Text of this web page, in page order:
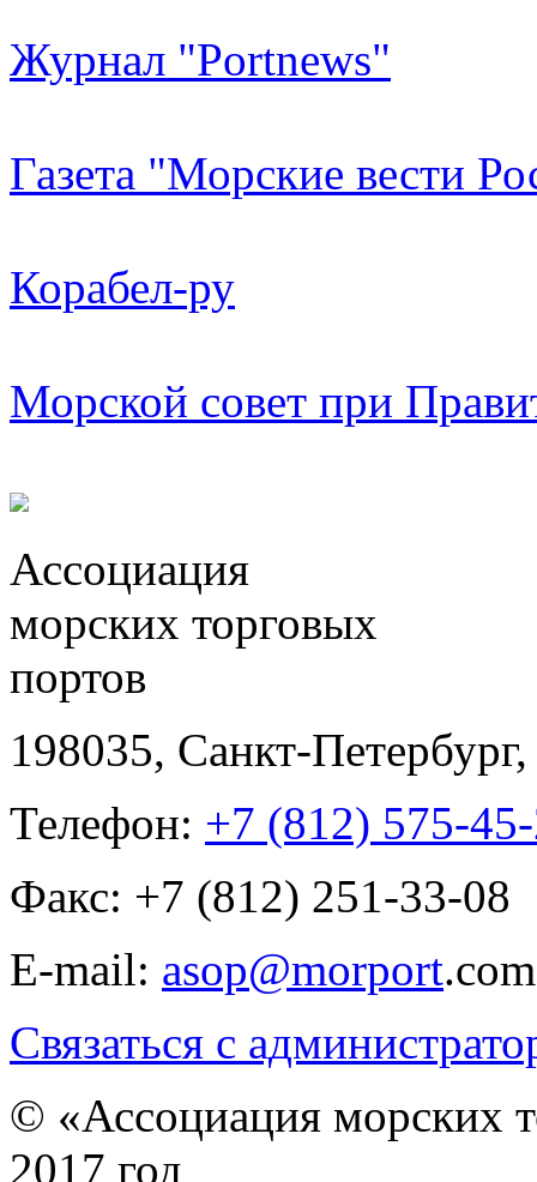
Журнал "Portnews"
Газета "Морские вести
Корабел-ру
Морской совет при
Ассоциация
морских торговых
портов
198035, Санкт-Петербург,
Телефон: +7 (812) 575-
Факс: +7 (812) 251-33-08
E-mail: asop@morport.com
Связаться с
© «Ассоциация морских
2017 год